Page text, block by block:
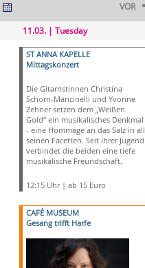
VOR
11.03. | Tuesday
ST ANNA KAPELLE
Mittagskonzert
Die Gitarristinnen Christina
Schorn-Mancinelli und Yvonne
Zehner setzen dem „Weißen
Gold“ ein musikalisches Denkmal
- eine Hommage an das Salz in all
seinen Facetten. Seit ihrer Jugend
verbindet die beiden eine tiefe
musikalische Freundschaft.
12:15 Uhr | ab 15 Euro
CAFÉ MUSEUM
Gesang trifft Harfe